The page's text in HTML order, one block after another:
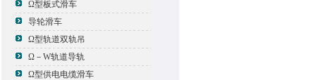
Ω型板式滑车
导轮滑车
Ω型轨道双轨吊
Ω－W轨道导轨
Ω型供电电缆滑车